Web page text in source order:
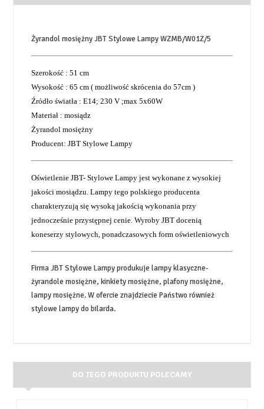
Żyrandol mosiężny JBT Stylowe Lampy WZMB/W01Z/5
Szerokość : 51 cm
Wysokość : 65 cm ( możliwość skrócenia do 57cm )
Źródło światła : E14; 230 V ;max 5x60W
Materiał : mosiądz
Żyrandol mosiężny
Producent: JBT Stylowe Lampy
Oświetlenie JBT- Stylowe Lampy jest wykonane z wysokiej
jakości mosiądzu. Lampy tego polskiego producenta
charakteryzują się wysoką jakością wykonania przy
jednocześnie przystępnej cenie. Wyroby JBT docenią
koneserzy stylowych, ponadczasowych form oświetleniowych
Firma JBT Stylowe Lampy produkuje lampy klasyczne-
żyrandole mosiężne, kinkiety mosiężne, plafony mosiężne,
lampy mosiężne. W ofercie znajdziecie Państwo również
stylowe lampy do bilarda.
DO TEGO PRODUKTU POLECAMY